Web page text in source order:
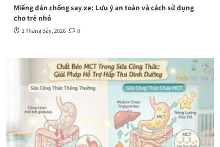
Miếng dán chống say xe: Lưu ý an toàn và cách sử dụng
cho trẻ nhỏ
1 Tháng Bảy, 2026 0